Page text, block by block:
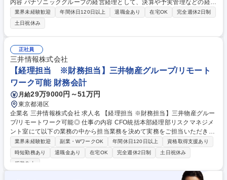
内容 パナソニックグループの経営経理として、決算や予実管理などの経理
業務から、ＤＸ・ＡＩを活用した業務プロセス改善、経営管理の支援まで
幅広く担当。 ・経理・会計業務（決算、工場会計、予実・資金管理等）
・業務プロセス改善（ＤＸ・ＡＩ活用の業務効率化） ・事業戦略支援（目
標策定の基礎業務等） ・内部統制、経営分析、経営管理など 専門性を高
めながら、業務改善や周囲との連携においてリーダーシップを発揮し、将
来的にはチームを牽引する役割を担っていただきます。 募集職種 【東京/
品川区】経理（未経験歓迎）/経理・財務のCoEで経営貢献/DX推進
業界未経験歓迎 年間休日120日以上 退職金あり 在宅OK
完全週休2日制
土日祝休み
正社員
三井情報株式会社
【経理担当 ※財務担当】三井物産グループ/リモート
ワーク可能 財務会計
月給29万9000円～51万円
東京都港区
企業名 三井情報株式会社 求人名 【経理担当 ※財務担当】三井物産グルー
プ/リモートワーク可能◎ 仕事の内容 CFO統括本部経理部リスクマネジメ
ント室にて以下の業務の中から担当業務を決めて実務をご担当いただきま
す。担当業務は、ご経験を踏まえて決定させていただきます。 ■財務資金
管理運用に関する業務 ■外国為替運用に関する業務 ■与信管理運用に関す
る業務 ■業務効率化・業務改善の立案、実行 【プロジェクト例】 ■業務プ
業界未経験歓迎 副業・WワークOK 年間休日120日以上
資格取得支援あり
時短勤務あり
退職金あり 在宅OK 完全週休2日制
土日祝休み
服装自由